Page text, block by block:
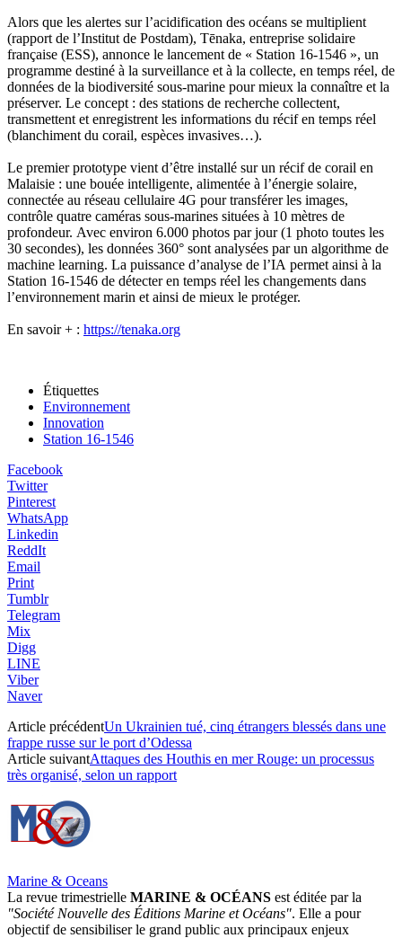
Alors que les alertes sur l’acidification des océans se multiplient
(rapport de l’Institut de Postdam), Tēnaka, entreprise solidaire
française (ESS), annonce le lancement de « Station 16-1546 », un
programme destiné à la surveillance et à la collecte, en temps réel, de
données de la biodiversité sous-marine pour mieux la connaître et la
préserver. Le concept : des stations de recherche collectent,
transmettent et enregistrent les informations du récif en temps réel
(blanchiment du corail, espèces invasives…).
Le premier prototype vient d’être installé sur un récif de corail en
Malaisie : une bouée intelligente, alimentée à l’énergie solaire,
connectée au réseau cellulaire 4G pour transférer les images,
contrôle quatre caméras sous-marines situées à 10 mètres de
profondeur. Avec environ 6.000 photos par jour (1 photo toutes les
30 secondes), les données 360° sont analysées par un algorithme de
machine learning. La puissance d’analyse de l’IA permet ainsi à la
Station 16-1546 de détecter en temps réel les changements dans
l’environnement marin et ainsi de mieux le protéger.
En savoir + : https://tenaka.org
Étiquettes
Environnement
Innovation
Station 16-1546
Facebook
Twitter
Pinterest
WhatsApp
Linkedin
ReddIt
Email
Print
Tumblr
Telegram
Mix
Digg
LINE
Viber
Naver
Article précédentUn Ukrainien tué, cinq étrangers blessés dans une
frappe russe sur le port d’Odessa
Article suivantAttaques des Houthis en mer Rouge: un processus
très organisé, selon un rapport
Marine & Oceans
La revue trimestrielle MARINE & OCÉANS est éditée par la
"Société Nouvelle des Éditions Marine et Océans". Elle a pour
objectif de sensibiliser le grand public aux principaux enjeux